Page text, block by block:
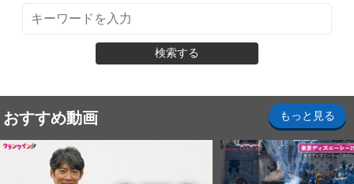
検索する
おすすめ動画 もっと見る